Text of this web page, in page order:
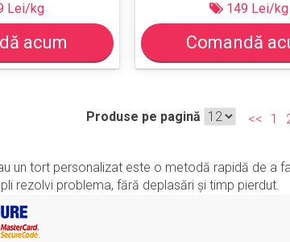
Lei/kg
acum
149 Lei/kg
Comandă
Produse pe pagină << 1
un tort personalizat este o metodă rapidă de a
rezolvi problema, fără deplasări și timp pierdut.